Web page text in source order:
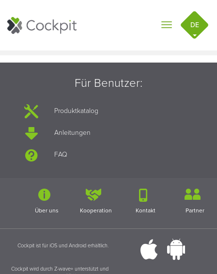
DE
Toggle
navigation
Für Benutzer:
Produktkatalog
Anleitungen
FAQ
Über uns Kooperation Kontakt Partner
Cockpit ist für iOS und Android erhältlich.
Cockpit wird durch Z-wave+ unterstützt und